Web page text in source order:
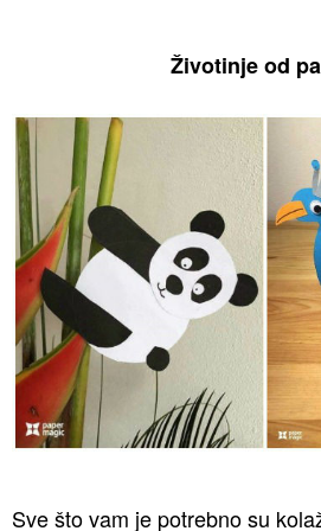
Životinje od
Sve što vam je potrebno su